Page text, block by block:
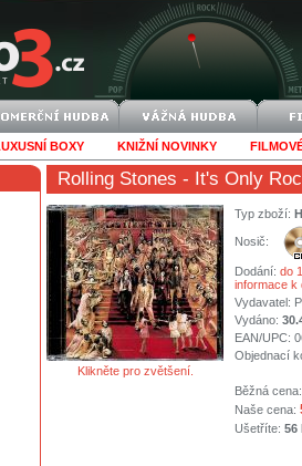
BOXY KNIŽNÍ NOVINKY
Rolling Stones - It's Only
Klikněte pro zvětšení.
Typ zboží:
Nosič:
Dodání: do
informace k
Vydavatel:
Vydáno:
EAN/UPC:
Objednací
Běžná cena:
Naše cena:
Ušetříte: 56